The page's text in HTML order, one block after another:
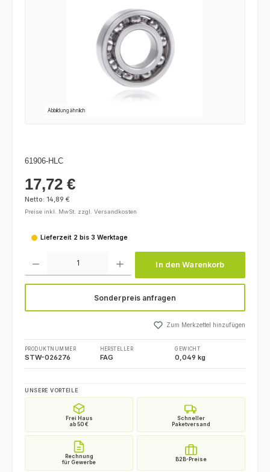
Abbildung ähnlich
61906-HLC
Regulärer Preis:
17,72 €
Netto: 14,89 €
Preise inkl. MwSt. zzgl. Versandkosten
Lieferzeit 2 bis 3 Werktage
In den Warenkorb
Sonderpreis anfragen
Zum Merkzettel hinzufügen
PRODUKTNUMMER
STW-026276
HERSTELLER
FAG
GEWICHT
0,049 kg
UNSERE VORTEILE